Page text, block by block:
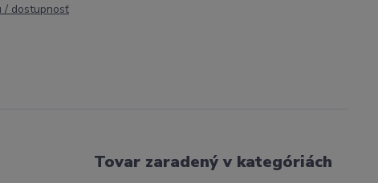
/ dostupnosť
Tovar zaradený v kategóriách